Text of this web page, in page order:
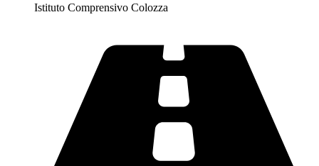
Istituto Comprensivo Colozza